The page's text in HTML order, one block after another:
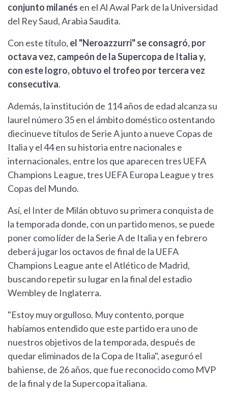
conjunto milanés en el Al Awal Park de la Universidad
del Rey Saud, Arabia Saudita.
Con este título, el "Neroazzurri" se consagró, por
octava vez, campeón de la Supercopa de Italia y,
con este logro, obtuvo el trofeo por tercera vez
consecutiva.
Además, la institución de 114 años de edad alcanza su
laurel número 35 en el ámbito doméstico ostentando
diecinueve títulos de Serie A junto a nueve Copas de
Italia y el 44 en su historia entre nacionales e
internacionales, entre los que aparecen tres UEFA
Champions League, tres UEFA Europa League y tres
Copas del Mundo.
Así, el Inter de Milán obtuvo su primera conquista de
la temporada donde, con un partido menos, se puede
poner como líder de la Serie A de Italia y en febrero
deberá jugar los octavos de final de la UEFA
Champions League ante el Atlético de Madrid,
buscando repetir su lugar en la final del estadio
Wembley de Inglaterra.
"Estoy muy orgulloso. Muy contento, porque
habíamos entendido que este partido era uno de
nuestros objetivos de la temporada, después de
quedar eliminados de la Copa de Italia", aseguró el
bahiense, de 26 años, que fue reconocido como MVP
de la final y de la Supercopa italiana.